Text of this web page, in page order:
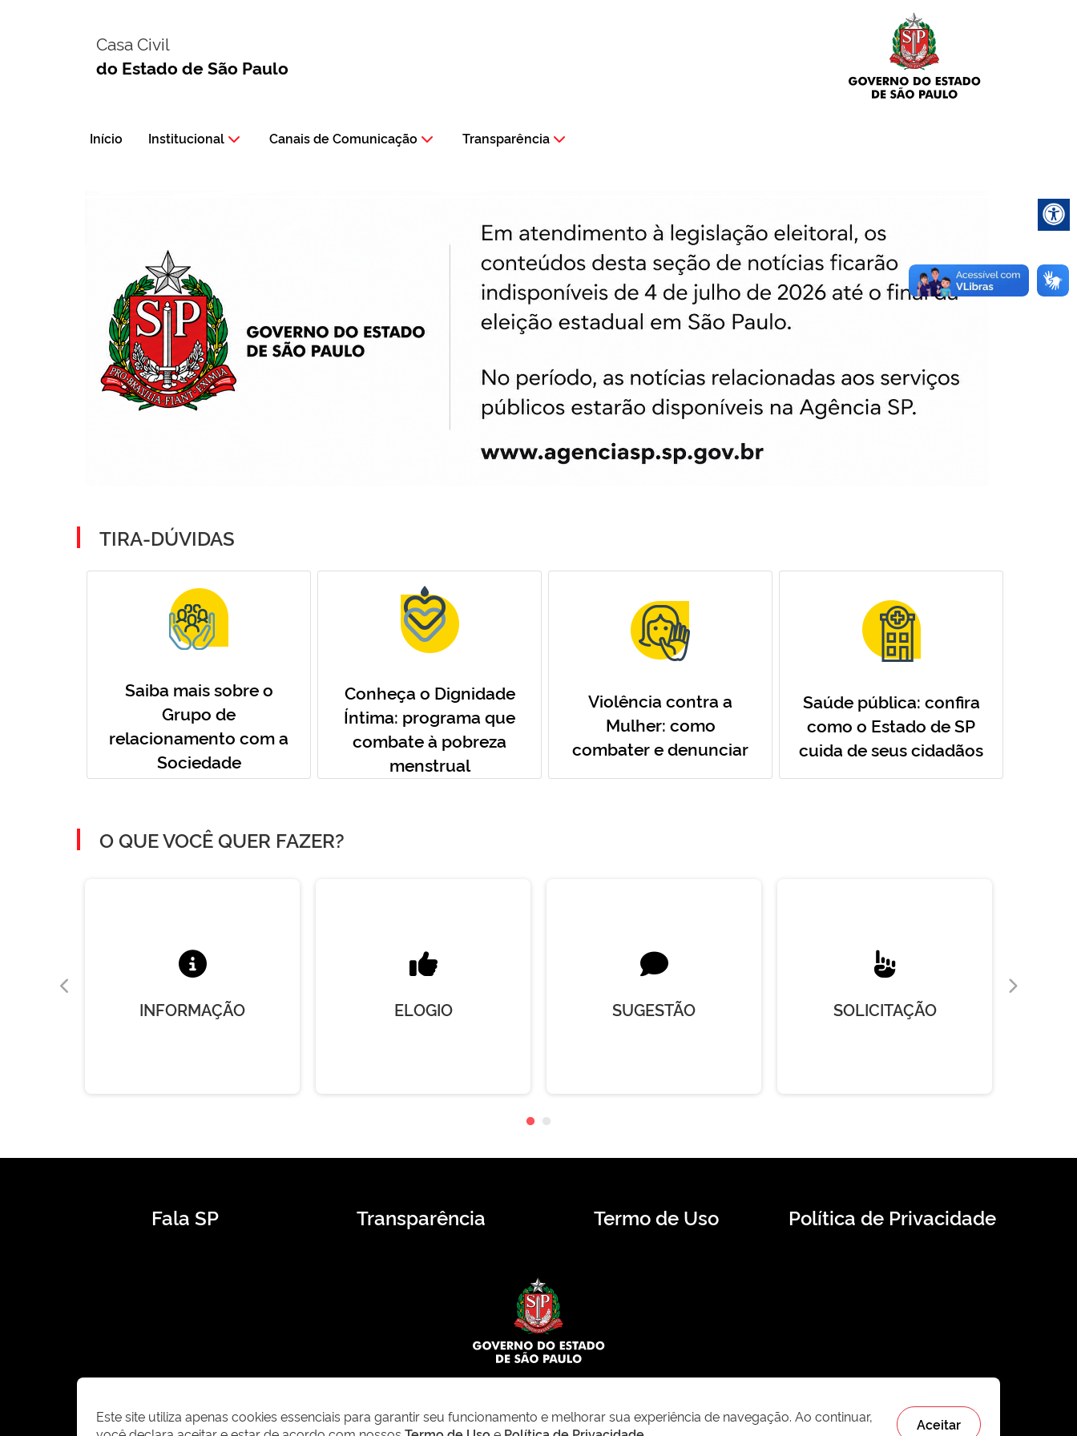
Casa Civil
do Estado de São Paulo
Início Institucional Canais de Comunicação Transparência
TIRA-DÚVIDAS
Saiba mais sobre o
Grupo de
relacionamento com a
Sociedade
Conheça o Dignidade
Íntima: programa que
combate à pobreza
menstrual
Violência contra a
Mulher: como
combater e denunciar
Saúde pública: confira
como o Estado de SP
cuida de seus cidadãos
O QUE VOCÊ QUER FAZER?
INFORMAÇÃO ELOGIO SUGESTÃO SOLICITAÇÃO
Fala SP Transparência Termo de Uso Política de Privacidade
© 2026 CMS.SP.GOV.BR. Todos os direitos reservados.
Este site utiliza apenas cookies essenciais para garantir seu funcionamento e melhorar sua experiência de navegação. Ao continuar,
Aceitar